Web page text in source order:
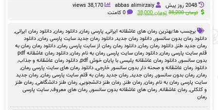
2048 روز پيش abbas alimirzaiy
38,170 views
تومان38,200
قیمت
بود.
تومان38,000
قیمت
است.
0 کامنت
برچسب ها:بهترین رمان های عاشقانه ایرانی, پارسی رمان,دانلود رمان,دانلود رمان ایرانی,
دانلود رمان بدون سانسور,دانلود رمان جدید,دانلود رمان جدید سایت پارسی رمان,دانلود
رمان جدید طنز,دانلود رمان رمان,دانلود رمان رمان از سایت پارسی رمان,دانلود رمان رمان به
قلم سایت پارسی رمان,دانلود رمان سایت پارسی رمان به نام رمان,
دانلود رمان عاشقانه pdf
بدون سانسور,دانلود رمان عاشقانه پلیسی با پایان خوش pdf ,دانلود رمان عاشقانه و جذاب,
دانلود رمان عاشقانه و صحنه دار بدون سانسور خارجی,دانلود رمان های سایت پارسی رمان,
رمان,رمان بدون سانسور,رمان جدید,رمان جدید رمان به قلم سایت پارسی رمان,رمان جدید
سایت پارسی رمان به نام رمان,رمان طنز,رمان طنز دانشجویی,رمان طنز دانشگاهی,رمان طنز
و کلکلی,رمان عاشقانه,رمان های عاشقانه بدون سانسور,رمان های معروف,سایت پارسی
رمان